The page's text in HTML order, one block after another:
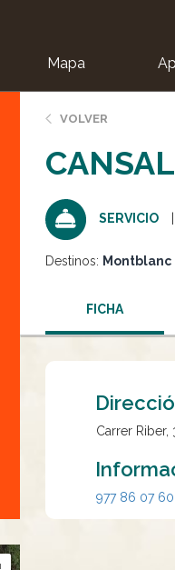
Mapa
VOLVER
SERVICIO
Destinos: Montblanc
FICHA
Carrer Riber,
977 86 07 60